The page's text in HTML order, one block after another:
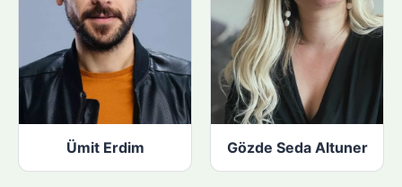
Ümit Erdim Gözde Seda Altuner